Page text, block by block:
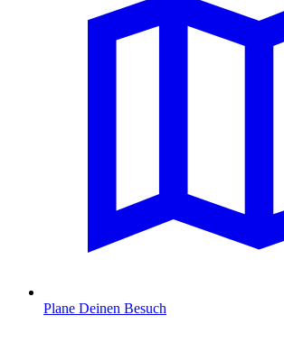
Plane Deinen Besuch